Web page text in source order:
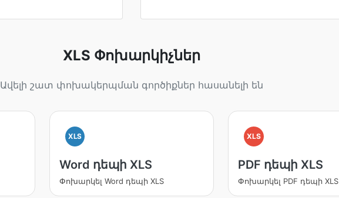
XLS Փոխարկիչներ
Ավելի շատ փոխակերպման գործիքներ հասանելի են
XLS
Word դեպի XLS
Փոխարկել Word դեպի XLS
XLS
PDF դեպի XLS
Փոխարկել PDF դեպի XLS